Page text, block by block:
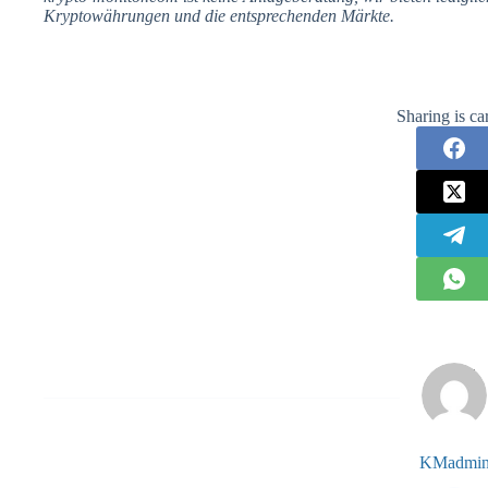
Kryptowährungen und die entsprechenden Märkte.
Sharing is
KMadmin